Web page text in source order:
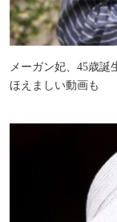
メーガン妃、45歳
ほえましい動画も